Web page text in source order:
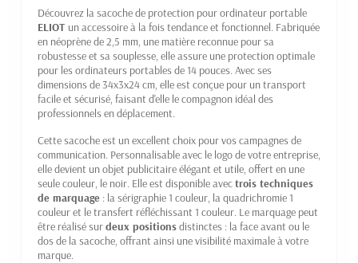
Découvrez la sacoche de protection pour ordinateur portable
ELIOT un accessoire à la fois tendance et fonctionnel. Fabriquée
en néoprène de 2,5 mm, une matière reconnue pour sa
robustesse et sa souplesse, elle assure une protection optimale
pour les ordinateurs portables de 14 pouces. Avec ses
dimensions de 34x3x24 cm, elle est conçue pour un transport
facile et sécurisé, faisant d'elle le compagnon idéal des
professionnels en déplacement.
Cette sacoche est un excellent choix pour vos campagnes de
communication. Personnalisable avec le logo de votre entreprise,
elle devient un objet publicitaire élégant et utile, offert en une
seule couleur, le noir. Elle est disponible avectrois techniques
de marquage : la sérigraphie 1 couleur, la quadrichromie 1
couleur et le transfert réfléchissant 1 couleur. Le marquage peut
être réalisé surdeux positionsdistinctes : la face avant ou le
dos de la sacoche, offrant ainsi une visibilité maximale à votre
marque.